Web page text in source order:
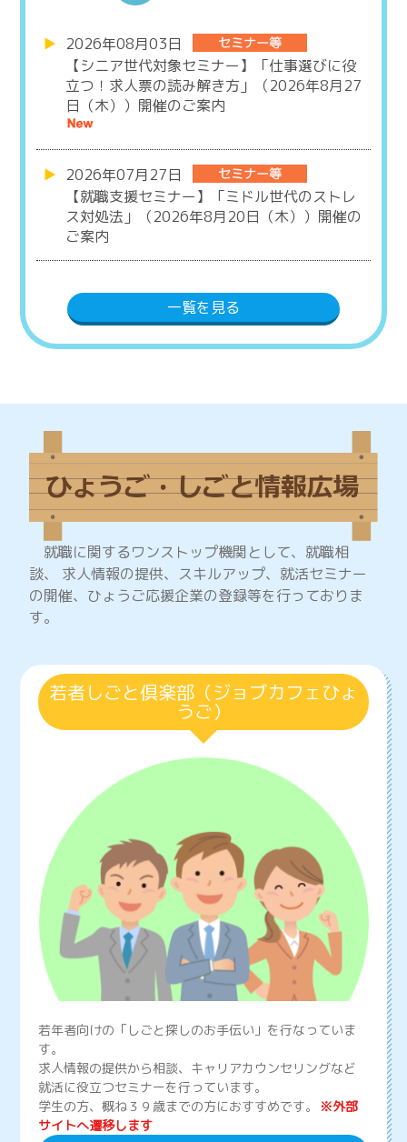
2026年08月03日
【シニア世代対象セミナー】「仕事選びに役
立つ！求人票の読み解き方」（2026年8月27
日（木））開催のご案内
2026年07月27日
【就職支援セミナー】「ミドル世代のストレ
ス対処法」（2026年8月20日（木））開催の
ご案内
一覧を見る
就職に関するワンストップ機関として、就職相
談、 求人情報の提供、スキルアップ、就活セミナー
の開催、ひょうご応援企業の登録等を行っておりま
す。
若者しごと倶楽部（ジョブカフェひょ
うご）
若年者向けの「しごと探しのお手伝い」を行なっていま
す。
求人情報の提供から相談、キャリアカウンセリングなど
就活に役立つセミナーを行っています。
学生の方、概ね３９歳までの方におすすめです。
※外部
サイトへ遷移します